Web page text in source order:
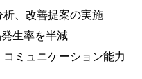
、改善提案の実施
生率を半減
ミュニケーション能力